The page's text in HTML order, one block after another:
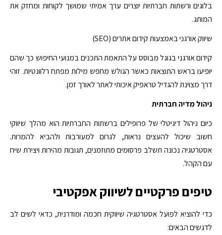
בלוגים ורשתות חברתיות יוצרים ערך אמיתי שמושך לקוחות ומחזק את
המותג.
שיווק אורגני באמצעות קידום אתרים (SEO)
קידום אורגני בגוגל מבוסס על התאמת התכנים במנועי החיפוש כך שהם
יופיעו בראש התוצאות כאשר הגולש מחפש מילות מפתח רלוונטיות. זוהי
דרך מצוינת להגדיל טראפיק איכותי לאתר לאורך זמן.
ניהול מדיה חברתית
כיום ניהול דיגיטלי של פרופילים ברשתות החברתיות הוא מהלך שיווקי
חשוב שיכול להעצים נראות, לגרום למעורבות ולהביא להמרות.
אסטרטגיה נכונה תשלב פרסומים מתוזמנים, תגובות מהירות ויצירת שיח
עם הקהל.
טיפים פרקטיים לשיווק אפקטיבי
כדי להוציא לפועל אסטרטגיה שיווקית חכמה ומודרנית, כדאי לשים לב
לדגשים הבאים: